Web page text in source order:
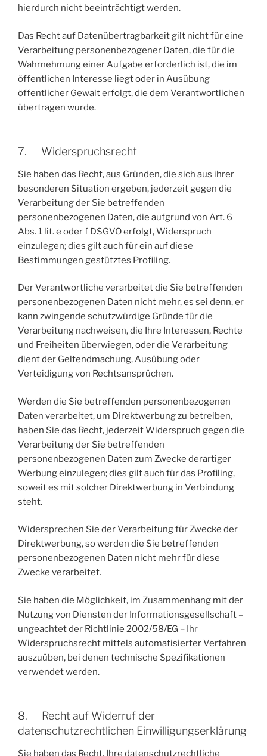
hierdurch nicht beeinträchtigt werden.
Das Recht auf Datenübertragbarkeit gilt nicht für eine
Verarbeitung personenbezogener Daten, die für die
Wahrnehmung einer Aufgabe erforderlich ist, die im
öffentlichen Interesse liegt oder in Ausübung
öffentlicher Gewalt erfolgt, die dem Verantwortlichen
übertragen wurde.
7. Widerspruchsrecht
Sie haben das Recht, aus Gründen, die sich aus ihrer
besonderen Situation ergeben, jederzeit gegen die
Verarbeitung der Sie betreffenden
personenbezogenen Daten, die aufgrund von Art. 6
Abs. 1 lit. e oder f DSGVO erfolgt, Widerspruch
einzulegen; dies gilt auch für ein auf diese
Bestimmungen gestütztes Profiling.
Der Verantwortliche verarbeitet die Sie betreffenden
personenbezogenen Daten nicht mehr, es sei denn, er
kann zwingende schutzwürdige Gründe für die
Verarbeitung nachweisen, die Ihre Interessen, Rechte
und Freiheiten überwiegen, oder die Verarbeitung
dient der Geltendmachung, Ausübung oder
Verteidigung von Rechtsansprüchen.
Werden die Sie betreffenden personenbezogenen
Daten verarbeitet, um Direktwerbung zu betreiben,
haben Sie das Recht, jederzeit Widerspruch gegen die
Verarbeitung der Sie betreffenden
personenbezogenen Daten zum Zwecke derartiger
Werbung einzulegen; dies gilt auch für das Profiling,
soweit es mit solcher Direktwerbung in Verbindung
steht.
Widersprechen Sie der Verarbeitung für Zwecke der
Direktwerbung, so werden die Sie betreffenden
personenbezogenen Daten nicht mehr für diese
Zwecke verarbeitet.
Sie haben die Möglichkeit, im Zusammenhang mit der
Nutzung von Diensten der Informationsgesellschaft –
ungeachtet der Richtlinie 2002/58/EG – Ihr
Widerspruchsrecht mittels automatisierter Verfahren
auszuüben, bei denen technische Spezifikationen
verwendet werden.
8. Recht auf Widerruf der
datenschutzrechtlichen Einwilligungserklärung
Sie haben das Recht, Ihre datenschutzrechtliche